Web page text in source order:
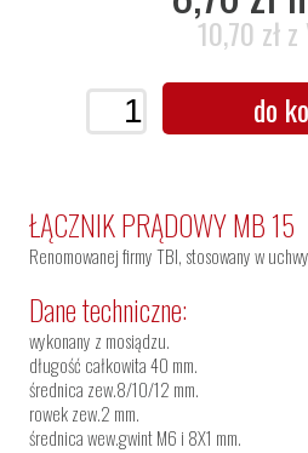
10,70 zł z
do
ŁĄCZNIK PRĄDOWY MB 15
Renomowanej firmy TBI, stosowany w
Dane techniczne:
wykonany z mosiądzu.
długość całkowita 40 mm.
średnica zew.8/10/12 mm.
rowek zew.2 mm.
średnica wew.gwint M6 i 8X1 mm.